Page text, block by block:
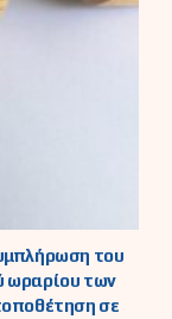
του
ωραρίου των
σε